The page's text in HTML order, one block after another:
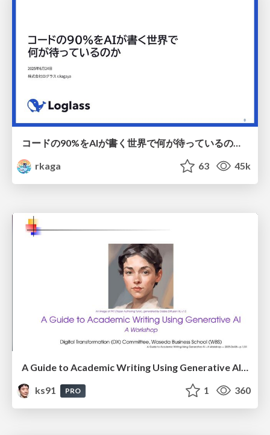
コードの90%をAIが書く世界で何が待っているのか / What awaits us in a world where 90% of the code is written by AI
rkaga
63 45k
A Guide to Academic Writing Using Generative AI - A Workshop
ks91
PRO 1 360